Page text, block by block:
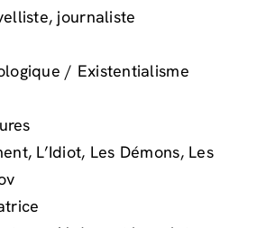
journaliste
/ Existentialisme
L’Idiot, Les Démons, Les